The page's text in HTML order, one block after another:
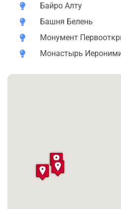
Байро Алту
Башня Белень
Монумент
Монастырь